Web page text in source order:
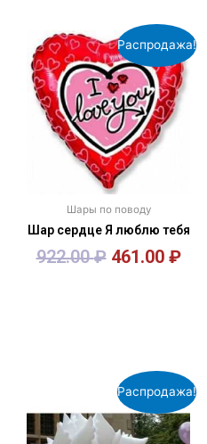
Распродажа!
Шары по поводу
Шар сердце Я люблю тебя
922.00₽ 461.00 ₽
Распродажа!